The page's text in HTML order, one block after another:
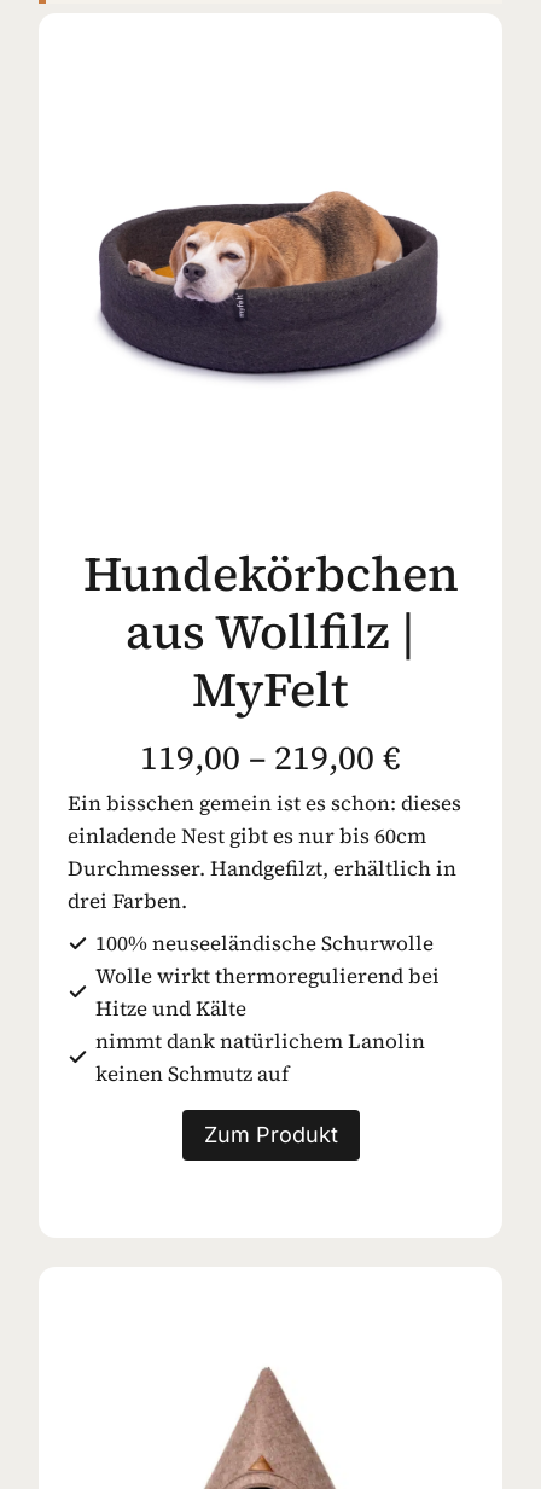
Hundekörbchen
aus Wollfilz |
MyFelt
119,00 – 219,00 €
Ein bisschen gemein ist es schon: dieses
einladende Nest gibt es nur bis 60cm
Durchmesser. Handgefilzt, erhältlich in
drei Farben.
100% neuseeländische Schurwolle
Wolle wirkt thermoregulierend bei
Hitze und Kälte
nimmt dank natürlichem Lanolin
keinen Schmutz auf
Zum Produkt